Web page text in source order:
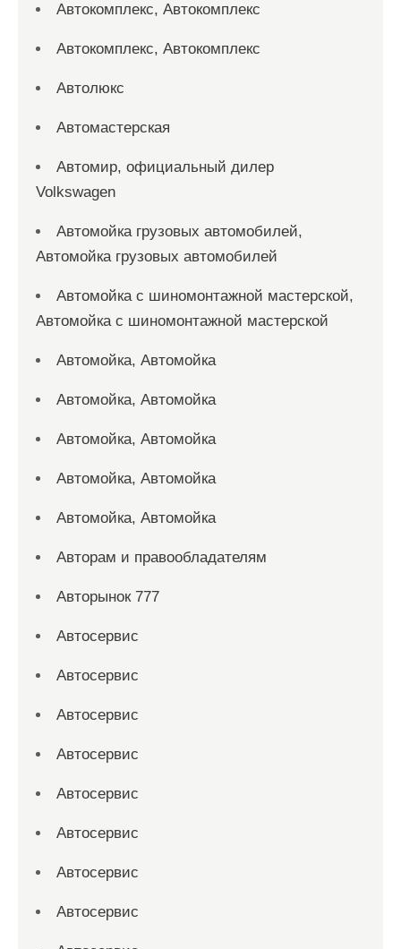
Автокомплекс, Автокомплекс
Автокомплекс, Автокомплекс
Автолюкс
Автомастерская
Автомир, официальный дилер
Volkswagen
Автомойка грузовых автомобилей,
Автомойка грузовых автомобилей
Автомойка с шиномонтажной мастерской,
Автомойка с шиномонтажной мастерской
Автомойка, Автомойка
Автомойка, Автомойка
Автомойка, Автомойка
Автомойка, Автомойка
Автомойка, Автомойка
Авторам и правообладателям
Авторынок 777
Автосервис
Автосервис
Автосервис
Автосервис
Автосервис
Автосервис
Автосервис
Автосервис